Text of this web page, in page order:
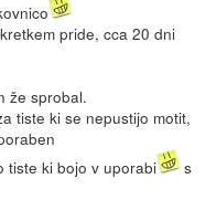
pride, cca 20 dni
že sprobal.
tiste ki se nepustijo motit,
tiste ki bojo v uporabi
s